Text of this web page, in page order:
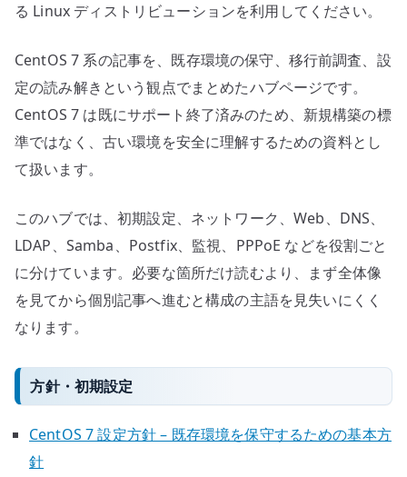
る Linux ディストリビューションを利用してください。
CentOS 7 系の記事を、既存環境の保守、移行前調査、設
定の読み解きという観点でまとめたハブページです。
CentOS 7 は既にサポート終了済みのため、新規構築の標
準ではなく、古い環境を安全に理解するための資料とし
て扱います。
このハブでは、初期設定、ネットワーク、Web、DNS、
LDAP、Samba、Postfix、監視、PPPoE などを役割ごと
に分けています。必要な箇所だけ読むより、まず全体像
を見てから個別記事へ進むと構成の主語を見失いにくく
なります。
方針・初期設定
CentOS 7 設定方針 – 既存環境を保守するための基本方
針